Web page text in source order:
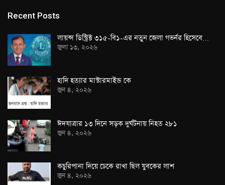
Recent Posts
লায়ন্স ডিস্ট্রিক্ট ৩১৫-বি১-এর নতুন জেলা গভর্নর হিসেবে…
জুলা ১৩, ২০২৬
হাদি হত্যার মাস্টারমাইন্ড কে
জুন ৪, ২০২৬
ঈদযাত্রার ১৩ দিনে সড়ক দুর্ঘটনায় নিহত ২৮১
জুন ৪, ২০২৬
কচুরিপানা দিয়ে ঢেকে রাখা ছিল যুবকের লাশ
জুন ৪, ২০২৬